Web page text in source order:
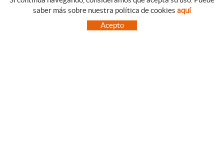
CATEGORIAS GUIA DE COMPRA
CONDICIONES DE COMPRA
PAGO
saber más sobre nuestra política de cookies aquí
Acepto